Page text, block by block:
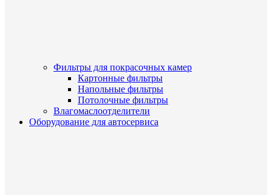
Фильтры для покрасочных камер
Картонные фильтры
Напольные фильтры
Потолочные фильтры
Влагомаслоотделители
Оборудование для автосервиса